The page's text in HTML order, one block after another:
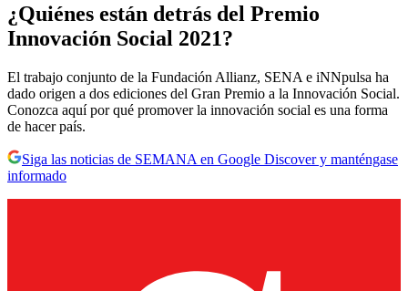
¿Quiénes están detrás del Premio
Innovación Social 2021?
El trabajo conjunto de la Fundación Allianz, SENA e iNNpulsa ha
dado origen a dos ediciones del Gran Premio a la Innovación Social.
Conozca aquí por qué promover la innovación social es una forma
de hacer país.
Siga las noticias de SEMANA en Google Discover y manténgase
informado